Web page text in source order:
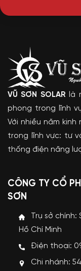
VŨ SƠN SOLAR là
phong trong lĩnh
Với nhiều năm kinh
trong lĩnh vực: tư
thống điện năng
CÔNG TY CỔ
SƠN
Trụ sở chính:
Hồ Chí Minh
Điện thoại:
Chi nhánh: